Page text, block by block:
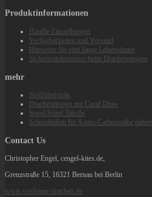
Produktinformationen
Handle Einstellungen
Verfügbarkeiten und Versand
Hinweise für eine lange Lebensdauer
Sicherheitshinweise beim Drachensteigen
mehr
Stoffübersicht
Drachendesign mit Coral Draw
Segel-Wind Tabelle
Schutzhüllen für 8-mm-Carbonstäbe nähen
Contact Us
Christopher Engel, cengel-kites.de,
Grenzstraße 15, 16321 Bernau bei Berlin
www.vierleiner-drachen.de